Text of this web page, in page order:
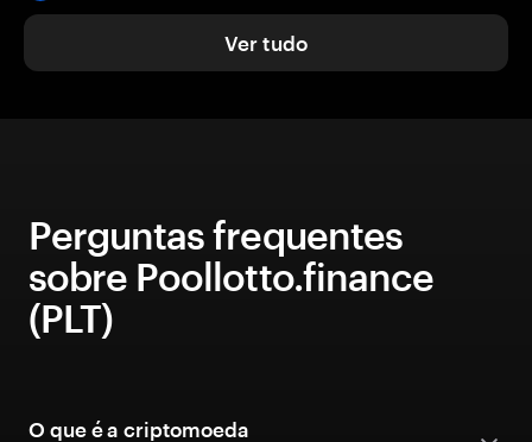
Ver tudo
Perguntas frequentes
sobre Poollotto.finance
(PLT)
O que é a criptomoeda